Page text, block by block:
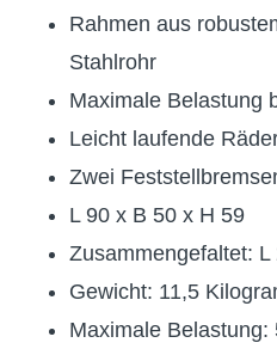
Rahmen aus
Stahlrohr
Maximale Belastung
Leicht laufende
Zwei
L 90 x B 50 x H 59
Zusammengefaltet:
Gewicht: 11,5
Maximale Belastung: